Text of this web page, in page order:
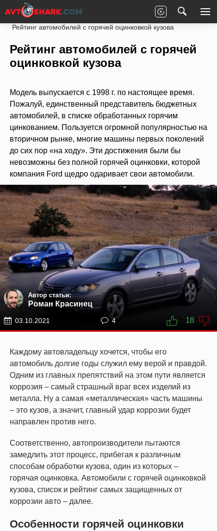
Главная Статьи
Рейтинг автомобилей с горячей оцинковкой кузова
Рейтинг автомобилей с горячей
оцинковкой кузова
Модель выпускается с 1998 г. по настоящее время.
Пожалуй, единственный представитель бюджетных
автомобилей, в списке обработанных горячим
цинкованием. Пользуется огромной популярностью на
вторичном рынке, многие машины первых поколений
до сих пор «на ходу». Эти достижения были бы
невозможны без полной горячей оцинковки, которой
компания Ford щедро одаривает свои автомобили.
Автор статьи:
Роман Красинец
03.10.2021 4 18
Каждому автовладельцу хочется, чтобы его
автомобиль долгие годы служил ему верой и правдой.
Одним из главных препятствий на этом пути является
коррозия – самый страшный враг всех изделий из
металла. Ну а самая «металлическая» часть машины
– это кузов, а значит, главный удар коррозии будет
направлен против него.
Соответственно, автопроизводители пытаются
замедлить этот процесс, прибегая к различным
способам обработки кузова, один из которых –
горячая оцинковка. Автомобили с горячей оцинковкой
кузова, список и рейтинг самых защищенных от
коррозии авто – далее.
Особенности горячей оцинковки